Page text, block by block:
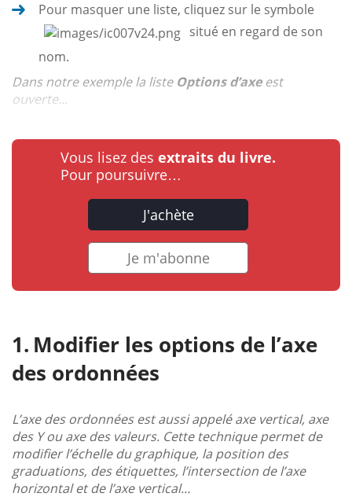
Pour masquer une liste, cliquez sur le symbole
situé en regard de son
nom.
Dans notre exemple la liste Options d’axeest
ouverte...
Vous lisez des extraits du livre.
Pour poursuivre…
J'achète
Je m'abonne
Modifier les options de l’axe
des ordonnées
L’axe des ordonnées est aussi appelé axe vertical, axe
des Y ou axe des valeurs. Cette technique permet de
modifier l’échelle du graphique, la position des
graduations, des étiquettes, l’intersection de l’axe
horizontal et de l’axe vertical...